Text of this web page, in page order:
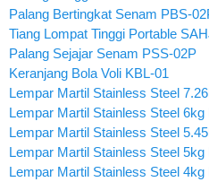
Palang Bertingkat Senam PBS-
Tiang Lompat Tinggi Portable
Palang Sejajar Senam PSS-02P
Keranjang Bola Voli KBL-01
Lempar Martil Stainless Steel
Lempar Martil Stainless Steel 6kg
Lempar Martil Stainless Steel
Lempar Martil Stainless Steel 5kg
Lempar Martil Stainless Steel 4kg